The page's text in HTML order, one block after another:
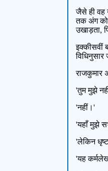
जैसे ही वह
तक अंग को
उखाड़ता,
इक्कीसवीं
विधिनुसार
राजकुमार
'तुम मुझे
'नहीं।'
'यहाँ मुझे
'लेकिन
'यह